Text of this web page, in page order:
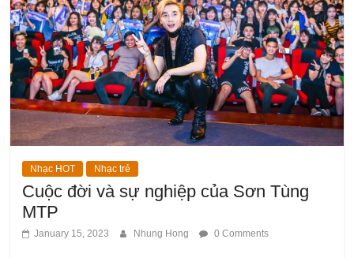
Nhạc HOT Nhạc trẻ
Cuộc đời và sự nghiệp của Sơn Tùng
MTP
January 15, 2023 Nhung Hong 0 Comments